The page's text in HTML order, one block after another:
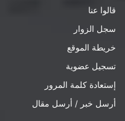
قالوا عنا
سجل الزوار
خريطة الموقع
تسجيل عضوية
إستعادة كلمة المرور
أرسل خبر / أرسل مقال